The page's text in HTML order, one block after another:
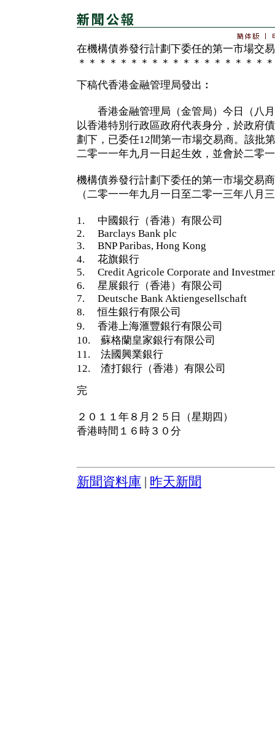
在機構債券發行計劃下委任的第一市場交
＊＊＊＊＊＊＊＊＊＊＊＊＊＊＊＊＊＊
下稿代香港金融管理局發出︰
香港金融管理局（金管局）今日（八月
以香港特別行政區政府代表身分，於政府
劃下，已委任12間第一市場交易商。該批
二零一一年九月一日起生效，並會於二零
機構債券發行計劃下委任的第一市場交易商
（二零一一年九月一日至二零一三年八月
1. 中國銀行（香港）有限公司
2. Barclays Bank plc
3. BNP Paribas, Hong Kong
4. 花旗銀行
5. Credit Agricole Corporate and
6. 星展銀行（香港）有限公司
7. Deutsche Bank Aktiengesellschaft
8. 恒生銀行有限公司
9. 香港上海滙豐銀行有限公司
10. 蘇格蘭皇家銀行有限公司
11. 法國興業銀行
12. 渣打銀行（香港）有限公司
完
２０１１年８月２５日（星期四）
香港時間１６時３０分
新聞資料庫 昨天新聞